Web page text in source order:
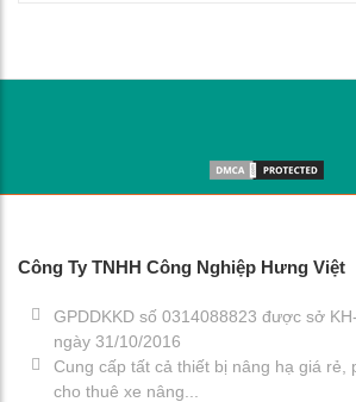
Công Ty TNHH Công Nghiệp Hưng Việt
GPDDKKD số 0314088823 được sở
ngày 31/10/2016
Cung cấp tất cả thiết bị nâng hạ giá rẻ,
cho thuê xe nâng...